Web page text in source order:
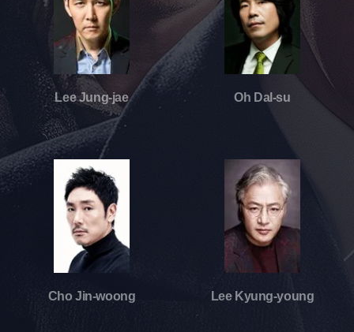
Lee Jung-jae Oh Dal-su
Cho Jin-woong Lee Kyung-young